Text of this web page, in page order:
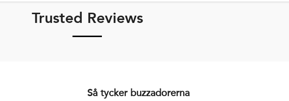
Trusted Reviews
Så tycker buzzadorerna